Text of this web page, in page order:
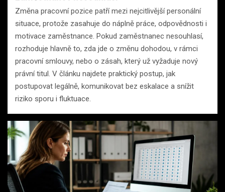
Změna pracovní pozice patří mezi nejcitlivější personální
situace, protože zasahuje do náplně práce, odpovědnosti i
motivace zaměstnance. Pokud zaměstnanec nesouhlasí,
rozhoduje hlavně to, zda jde o změnu dohodou, v rámci
pracovní smlouvy, nebo o zásah, který už vyžaduje nový
právní titul. V článku najdete praktický postup, jak
postupovat legálně, komunikovat bez eskalace a snížit
riziko sporu i fluktuace.